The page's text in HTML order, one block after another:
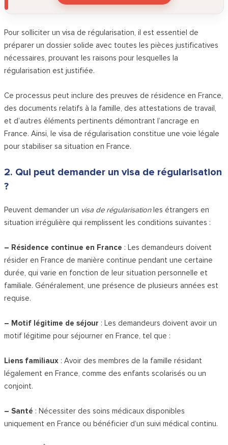
Pour solliciter un visa de régularisation, il est essentiel de
préparer un dossier solide avec toutes les pièces justificatives
nécessaires, prouvant les raisons pour lesquelles la
régularisation est justifiée.
Ce processus peut inclure des preuves de résidence en France,
des documents relatifs à la famille, des attestations de travail,
et d’autres éléments pertinents démontrant l’ancrage en
France. Ainsi, le visa de régularisation constitue une voie légale
pour stabiliser sa situation en France.
2. Qui peut demander un visa de régularisation
?
Peuvent demander un visa de régularisationles étrangers en
situation irrégulière qui remplissent les conditions suivantes :
– Résidence continue en France : Les demandeurs doivent
résider en France de manière continue pendant une certaine
durée, qui varie en fonction de leur situation personnelle et
familiale. Généralement, une présence de plusieurs années est
requise.
– Motif légitime de séjour : Les demandeurs doivent avoir un
motif légitime pour séjourner en France, tel que :
Liens familiaux : Avoir des membres de la famille résidant
légalement en France, comme des enfants scolarisés ou un
conjoint.
– Santé : Nécessiter des soins médicaux disponibles
uniquement en France ou bénéficier d’un suivi médical continu.